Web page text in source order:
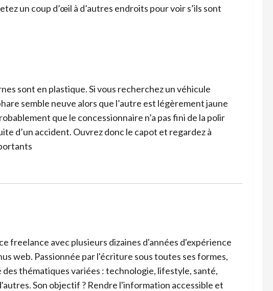
un coup d’œil à d’autres endroits pour voir s’ils sont
sont en plastique. Si vous recherchez un véhicule
semble neuve alors que l’autre est légèrement jaune
que le concessionnaire n’a pas fini de la polir
d’un accident. Ouvrez donc le capot et regardez à
freelance avec plusieurs dizaines d'années d'expérience
web. Passionnée par l'écriture sous toutes ses formes,
thématiques variées : technologie, lifestyle, santé,
Son objectif ? Rendre l'information accessible et